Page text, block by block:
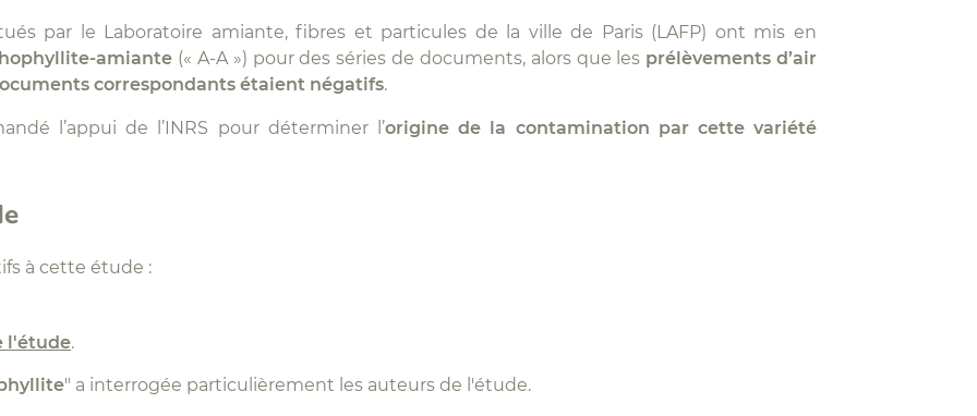
par le Laboratoire amiante, fibres et particules de la ville de Paris (LAFP) ont mis en
amiante (« A-A ») pour des séries de documents, alors que les prélèvements d’air
correspondants étaient négatifs.
l’appui de l’INRS pour déterminer l’origine de la contamination par cette variété
à cette étude :
l'étude.
" a interrogée particulièrement les auteurs de l'étude.